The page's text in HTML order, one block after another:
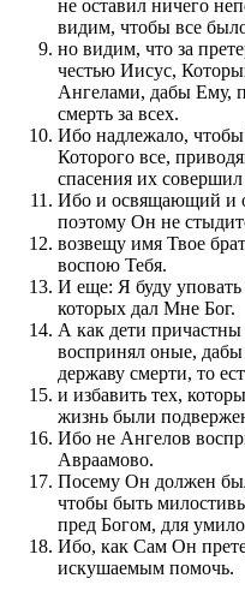
не оставил ничего
видим, чтобы все
но видим, что за
честью Иисус,
Ангелами, дабы Ему,
смерть за всех.
Ибо надлежало, чтобы
Которого все,
спасения их совершил
Ибо и освящающий и
поэтому Он не
возвещу имя Твое
воспою Тебя.
И еще: Я буду
которых дал Мне Бог.
А как дети
воспринял оные,
державу смерти, то
и избавить тех,
жизнь были
Ибо не Ангелов
Авраамово.
Посему Он должен
чтобы быть
пред Богом, для
Ибо, как Сам Он
искушаемым помочь.